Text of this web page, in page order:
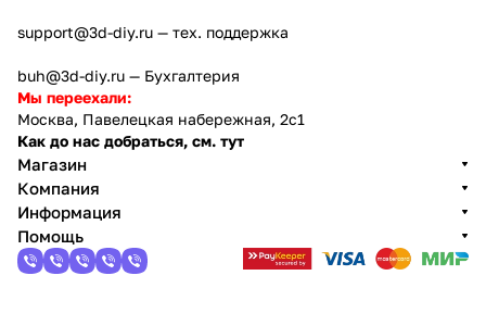
support@3d-diy.ru — тех. поддержка
buh@3d-diy.ru — Бухгалтерия
Мы переехали:
Москва, Павелецкая набережная, 2с1
Как до нас добраться, см. тут
Магазин
Компания
Информация
Помощь